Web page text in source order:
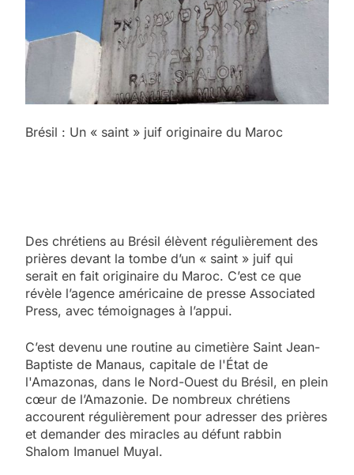
Brésil : Un « saint » juif originaire du Maroc
Des chrétiens au Brésil élèvent régulièrement des
prières devant la tombe d’un « saint » juif qui
serait en fait originaire du Maroc. C’est ce que
révèle l’agence américaine de presse Associated
Press, avec témoignages à l’appui.
C’est devenu une routine au cimetière Saint Jean-
Baptiste de Manaus, capitale de l'État de
l'Amazonas, dans le Nord-Ouest du Brésil, en plein
cœur de l’Amazonie. De nombreux chrétiens
accourent régulièrement pour adresser des prières
et demander des miracles au défunt rabbin
Shalom Imanuel Muyal.